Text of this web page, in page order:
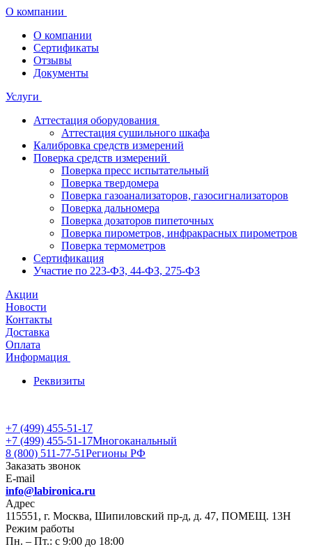
О компании
О компании
Сертификаты
Отзывы
Документы
Услуги
Аттестация оборудования
Аттестация сушильного шкафа
Калибровка средств измерений
Поверка средств измерений
Поверка пресс испытательный
Поверка твердомера
Поверка газоанализаторов, газосигнализаторов
Поверка дальномера
Поверка дозаторов пипеточных
Поверка пирометров, инфракрасных пирометров
Поверка термометров
Сертификация
Участие по 223-ФЗ, 44-ФЗ, 275-ФЗ
Акции
Новости
Контакты
Доставка
Оплата
Информация
Реквизиты
+7 (499) 455-51-17
+7 (499) 455-51-17Многоканальный
8 (800) 511-77-51Регионы РФ
Заказать звонок
E-mail
info@labironica.ru
Адрес
115551, г. Москва, Шипиловский пр-д, д. 47, ПОМЕЩ. 13Н
Режим работы
Пн. – Пт.: с 9:00 до 18:00